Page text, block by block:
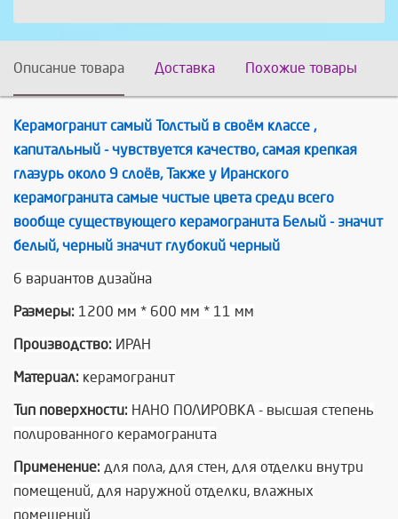
Описание товара Доставка Похожие товары
Керамогранит самый Толстый в своём классе ,
капитальный - чувствуется качество, самая крепкая
глазурь около 9 слоёв, Также у Иранского
керамогранита самые чистые цвета среди всего
вообще существующего керамогранита Белый - значит
белый, черный значит глубокий черный
6 вариантов дизайна
Размеры: 1200 мм * 600 мм * 11 мм
Производство: ИРАН
Материал: керамогранит
Тип поверхности: НАНО ПОЛИРОВКА - высшая степень
полированного керамогранита
Применение: для пола, для стен, для отделки внутри
помещений, для наружной отделки, влажных
помещений